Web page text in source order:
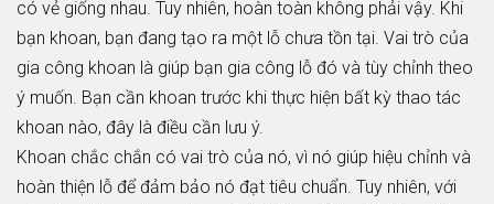
có vẻ giống nhau. Tuy nhiên, hoàn toàn không phải vậy. Khi
bạn khoan, bạn đang tạo ra một lỗ chưa tồn tại. Vai trò của
gia công khoan là giúp bạn gia công lỗ đó và tùy chỉnh theo
ý muốn. Bạn cần khoan trước khi thực hiện bất kỳ thao tác
khoan nào, đây là điều cần lưu ý.
Khoan chắc chắn có vai trò của nó, vì nó giúp hiệu chỉnh và
hoàn thiện lỗ để đảm bảo nó đạt tiêu chuẩn. Tuy nhiên, với